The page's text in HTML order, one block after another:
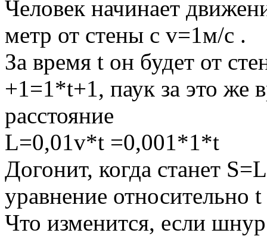
Человек начинает
метр от стены с v=1м/с .
За время t он будет от
+1=1*t+1, паук за это же
расстояние
L=0,01v*t =0,001*1*t
Догонит, когда станет
уравнение относительно
Что изменится, если шнур